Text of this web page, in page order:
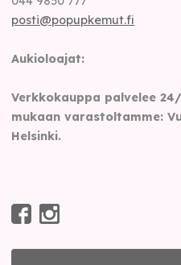
posti@popupkemut.fi
Aukioloajat:
Verkkokauppa palvelee
mukaan varastoltamme:
Helsinki.